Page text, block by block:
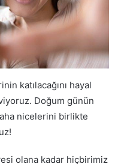
katılacağını hayal
Doğum günün
nicelerini birlikte
olana kadar hiçbirimiz